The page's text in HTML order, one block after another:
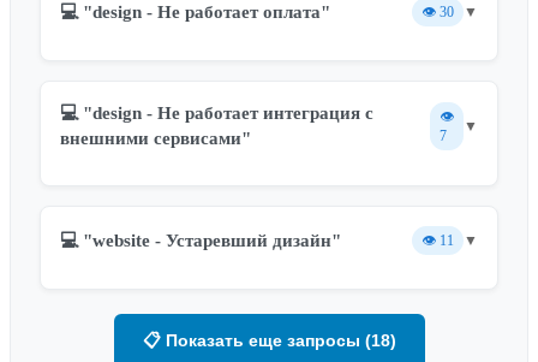
💻 "design - Не работает оплата" 👁️ 30 ▼
💻 "design - Не работает интеграция с
внешними сервисами"
👁️
7
▼
💻 "website - Устаревший дизайн" 👁️ 11 ▼
📋 Показать еще запросы (18)